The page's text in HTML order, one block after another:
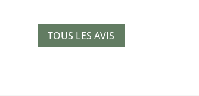
TOUS LES AVIS